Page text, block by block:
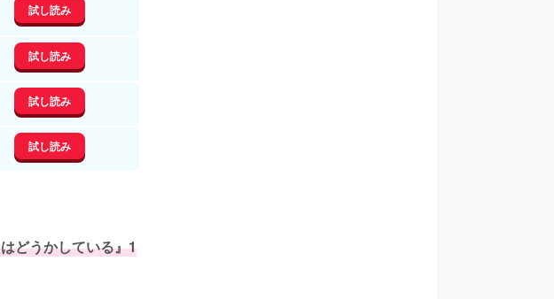
試し読み
試し読み
試し読み
試し読み
どうかしている』1